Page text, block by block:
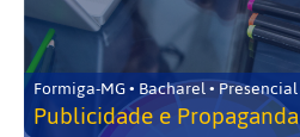
Formiga-MG • Bacharel • Presencial
Publicidade e Propaganda